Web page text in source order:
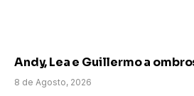
Andy, Lea e Guillermo a
8 de Agosto, 2026